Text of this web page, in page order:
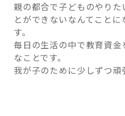
親の都合で子どものやりた
とができないなんてこと
す。
毎日の生活の中で教育資
なことです。
我が子のために少しずつ頑